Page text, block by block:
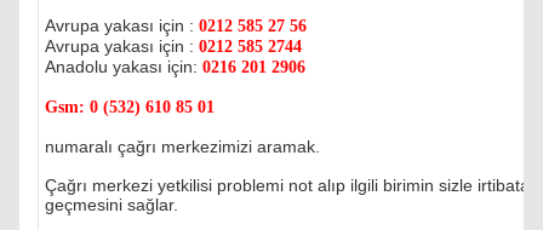
Avrupa yakası için : 0212 585 27 56
Avrupa yakası için : 0212 585 2744
Anadolu yakası için: 0216 201 2906
Gsm: 0 (532) 610 85 01
numaralı çağrı merkezimizi aramak.
Çağrı merkezi yetkilisi problemi not alıp ilgili birimin sizle irtibata
geçmesini sağlar.